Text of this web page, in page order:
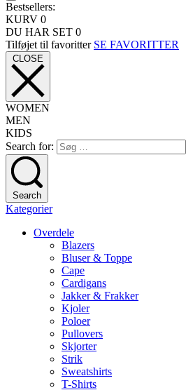
Bestsellers:
KURV 0
DU HAR SET 0
Tilføjet til favoritter SE FAVORITTER
CLOSE
WOMEN
MEN
KIDS
Search for:
Search
Kategorier
Overdele
Blazers
Bluser & Toppe
Cape
Cardigans
Jakker & Frakker
Kjoler
Poloer
Pullovers
Skjorter
Strik
Sweatshirts
T-Shirts